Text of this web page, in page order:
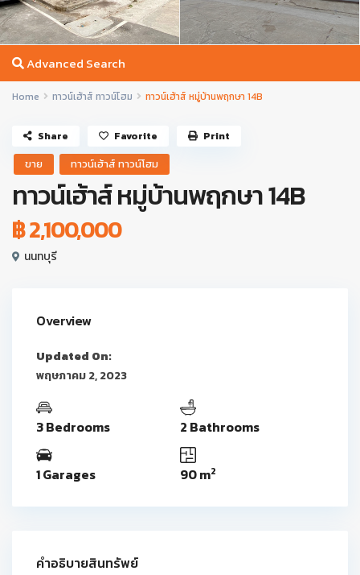
Advanced Search
Home ทาวน์เฮ้าส์ ทาวน์โฮม ทาวน์เฮ้าส์ หมู่บ้านพฤกษา 14B
ขาย ทาวน์เฮ้าส์ ทาวน์โฮม
ทาวน์เฮ้าส์ หมู่บ้านพฤกษา 14B
฿ 2,100,000
นนทบุรี
Share Favorite Print
Overview
Updated On:
พฤษภาคม 2, 2023
3 Bedrooms 2 Bathrooms
1 Garages 90 m2
คำอธิบายสินทรัพย์